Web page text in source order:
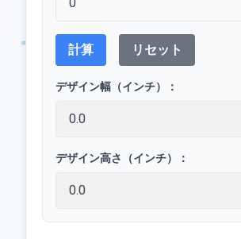
計算 リセット
デザイン幅（インチ）：
デザイン高さ（インチ）：